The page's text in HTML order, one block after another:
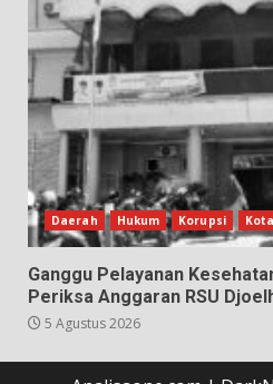
Daerah Hukum Korupsi Kota
Ganggu Pelayanan
Periksa Anggaran RSU
5 Agustus 2026